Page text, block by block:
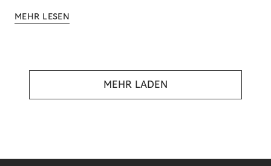
MEHR LESEN
MEHR LADEN